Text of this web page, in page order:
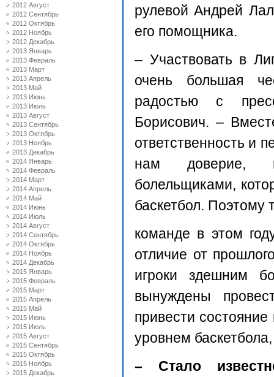
2012 Август
2012 Сентябрь
2012 Октябрь
2012 Ноябрь
2012 Декабрь
2013 Январь
2013 Февраль
2013 Март
2013 Апрель
2013 Май
2013 Июнь
2013 Июль
2013 Август
2013 Сентябрь
2013 Октябрь
2013 Ноябрь
2013 Декабрь
2014 Январь
2014 Февраль
2014 Март
2014 Апрель
2014 Май
2014 Июнь
2014 Июль
2014 Август
2014 Сентябрь
2014 Октябрь
2014 Ноябрь
2014 Декабрь
2015 Январь
2015 Февраль
2015 Март
2015 Апрель
2015 Май
2015 Июнь
2015 Июль
2015 Август
2015 Сентябрь
2015 Октябрь
2015 Ноябрь
2015 Декабрь
рулевой Андрей
его помощника.
– Участвовать в
очень большая
радостью с
Борисович. –
ответственность и
нам доверие, и
болельщиками,
баскетбол. Поэтому
команде в этом
отличие от
игроки здешним
вынуждены
привести
уровнем
– Стало